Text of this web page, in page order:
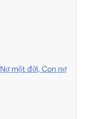
Nợ một đời, Con nợ